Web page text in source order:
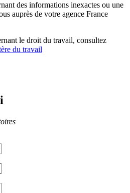
des informations inexactes ou une
auprès de votre agence France
le droit du travail, consultez
du travail